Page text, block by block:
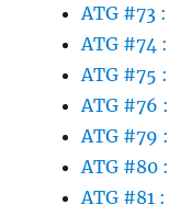
ATG #73
ATG #74
ATG #75
ATG #76
ATG #79
ATG #80
ATG #81